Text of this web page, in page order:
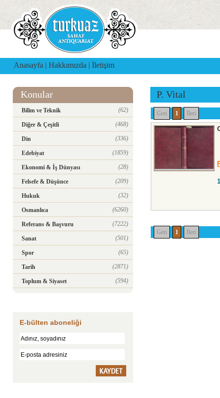
Anasayfa | Hakkımızda | İletişim
Konular
Bilim ve Teknik (62)
Diğer & Çeşitli (468)
Din (336)
Edebiyat (1859)
Ekonomi & İş Dünyası (28)
Felsefe & Düşünce (209)
Hukuk (32)
Osmanlıca (6260)
Referans & Başvuru (7222)
Sanat (501)
Spor (65)
Tarih (2871)
Toplum & Siyaset (594)
E-bülten aboneliği
P. Vital
Geri 1 İleri
Geri 1 İleri